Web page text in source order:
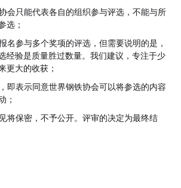
会只能代表各自的组织参与评选，不能与所
选；
名参与多个奖项的评选，但需要说明的是，
经验是质量胜过数量。我们建议，专注于少
更大的收获；
即表示同意世界钢铁协会可以将参选的内容
；
将保密，不予公开。评审的决定为最终结